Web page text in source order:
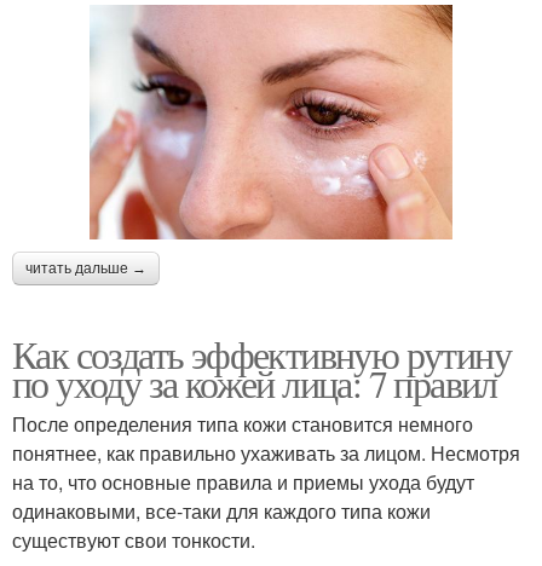
читать дальше →
Как создать эффективную рутину
по уходу за кожей лица: 7 правил
После определения типа кожи становится немного
понятнее, как правильно ухаживать за лицом. Несмотря
на то, что основные правила и приемы ухода будут
одинаковыми, все-таки для каждого типа кожи
существуют свои тонкости.